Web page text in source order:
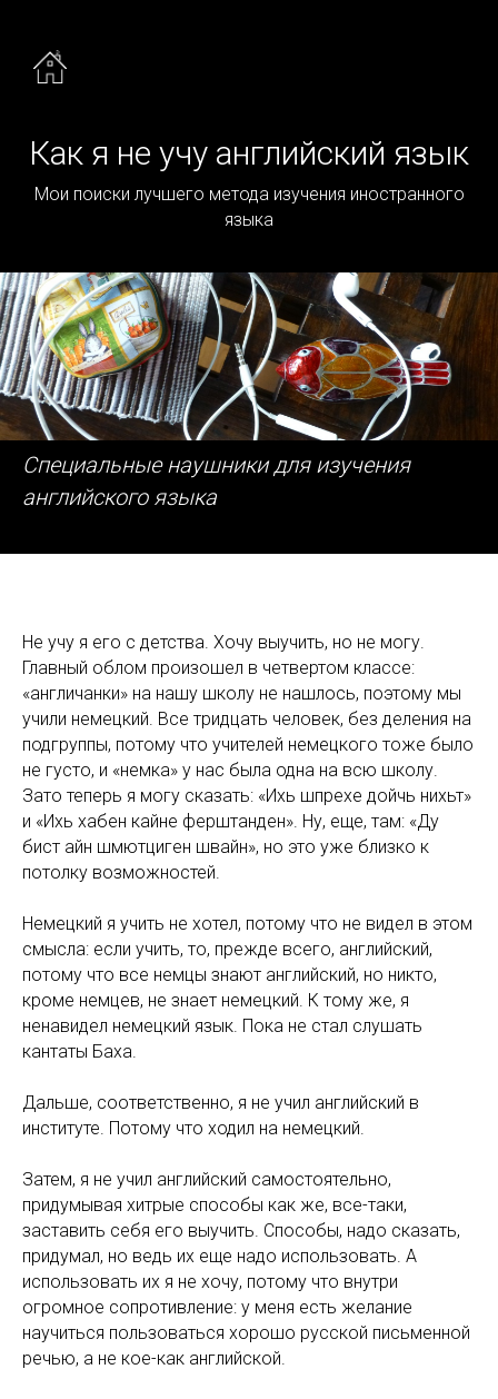
Как я не учу английский язык
Мои поиски лучшего метода изучения иностранного
языка
Специальные наушники для изучения
английского языка
Не учу я его с детства. Хочу выучить, но не могу.
Главный облом произошел в четвертом классе:
«англичанки» на нашу школу не нашлось, поэтому мы
учили немецкий. Все тридцать человек, без деления на
подгруппы, потому что учителей немецкого тоже было
не густо, и «немка» у нас была одна на всю школу.
Зато теперь я могу сказать: «Ихь шпрехе дойчь нихьт»
и «Ихь хабен кайне ферштанден». Ну, еще, там: «Ду
бист айн шмютциген швайн», но это уже близко к
потолку возможностей.
Немецкий я учить не хотел, потому что не видел в этом
смысла: если учить, то, прежде всего, английский,
потому что все немцы знают английский, но никто,
кроме немцев, не знает немецкий. К тому же, я
ненавидел немецкий язык. Пока не стал слушать
кантаты Баха.
Дальше, соответственно, я не учил английский в
институте. Потому что ходил на немецкий.
Затем, я не учил английский самостоятельно,
придумывая хитрые способы как же, все-таки,
заставить себя его выучить. Способы, надо сказать,
придумал, но ведь их еще надо использовать. А
использовать их я не хочу, потому что внутри
огромное сопротивление: у меня есть желание
научиться пользоваться хорошо русской письменной
речью, а не кое-как английской.